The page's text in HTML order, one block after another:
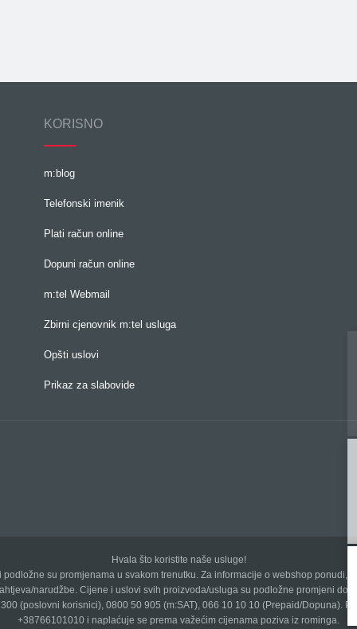
KORISNO
m:blog
Telefonski imenik
Plati račun online
Dopuni račun online
m:tel Webmail
Zbirni cjenovnik m:tel usluga
Opšti uslovi
Prikaz za slabovide
Hvala što koristite naše usluge!
su promjenama u svakom trenutku. Za informacije o webshop ponudi,
narudžbe. Cijene i uslovi svih proizvoda/usluga su podložne promjeni do
(poslovni korisnici), 0800 50 905 (m:SAT), 066 10 10 10 (Prepaid/Dopuna).
+38766101010 i naplaćuje se prema važećim cijenama poziva iz rominga.